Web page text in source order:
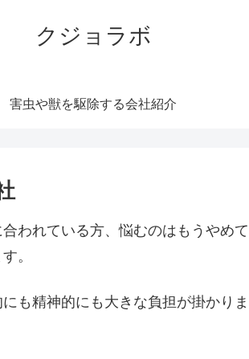
クジョラボ
害虫や獣を駆除する会社紹介
われている方、悩むのはもうやめて
。
も精神的にも大きな負担が掛かりま